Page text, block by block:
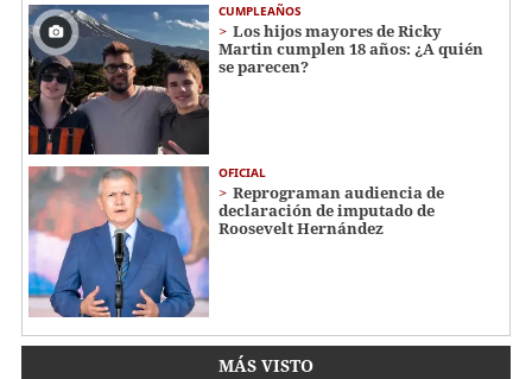
CUMPLEAÑOS
Los hijos mayores de Ricky
Martin cumplen 18 años: ¿A quién
se parecen?
OFICIAL
Reprograman audiencia de
declaración de imputado de
Roosevelt Hernández
MÁS VISTO